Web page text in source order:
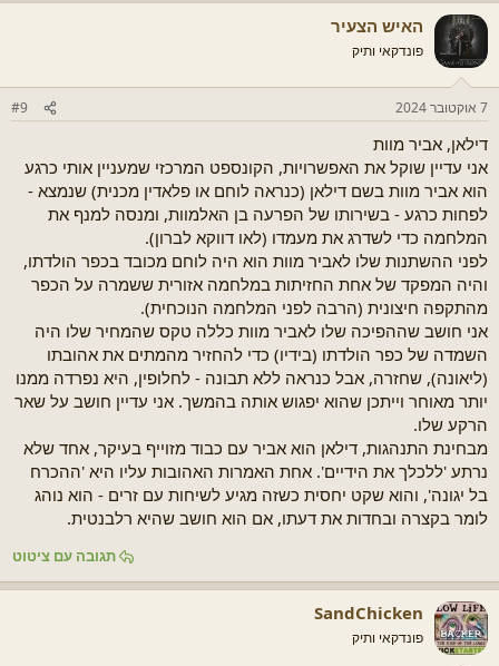
האיש הצעיר
פונדקאי ותיק
7 אוקטובר 2024 #9
דילאן, אביר מוות
אני עדיין שוקל את האפשרויות, הקונספט המרכזי שמעניין אותי כרגע
הוא אביר מוות בשם דילאן (כנראה לוחם או פלאדין מכנית) שנמצא -
לפחות כרגע - בשירותו של הפרעה בן האלמוות, ומנסה למנף את
המלחמה כדי לשדרג את מעמדו (לאו דווקא לברון).
לפני ההשתנות שלו לאביר מוות הוא היה לוחם מכובד בכפר הולדתו,
והיה המפקד של אחת החזיתות במלחמה אזורית ששמרה על הכפר
מהתקפה חיצונית (הרבה לפני המלחמה הנוכחית).
אני חושב שההפיכה שלו לאביר מוות כללה טקס שהמחיר שלו היה
השמדה של כפר הולדתו (בידיו) כדי להחזיר מהמתים את אהובתו
(ליאונה), שחזרה, אבל כנראה ללא תבונה - לחלופין, היא נפרדה ממנו
יותר מאוחר וייתכן שהוא יפגוש אותה בהמשך. אני עדיין חושב על שאר
הרקע שלו.
מבחינת התנהגות, דילאן הוא אביר עם כבוד מזוייף בעיקר, אחד שלא
נרתע 'ללכלך את הידיים'. אחת האמרות האהובות עליו היא 'ההכרח
בל יגונה', והוא שקט יחסית כשזה מגיע לשיחות עם זרים - הוא נוהג
לומר בקצרה ובחדות את דעתו, אם הוא חושב שהיא רלבנטית.
תגובה עם ציטוט
SandChicken
פונדקאי ותיק